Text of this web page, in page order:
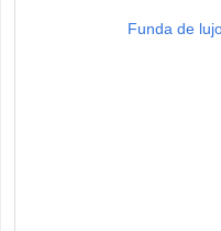
Funda de